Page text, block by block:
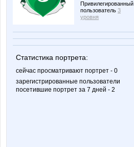
Привилегированный
пользователь 3
уровня
Статистика портрета:
сейчас просматривают портрет - 0
зарегистрированные пользователи
посетившие портрет за 7 дней - 2